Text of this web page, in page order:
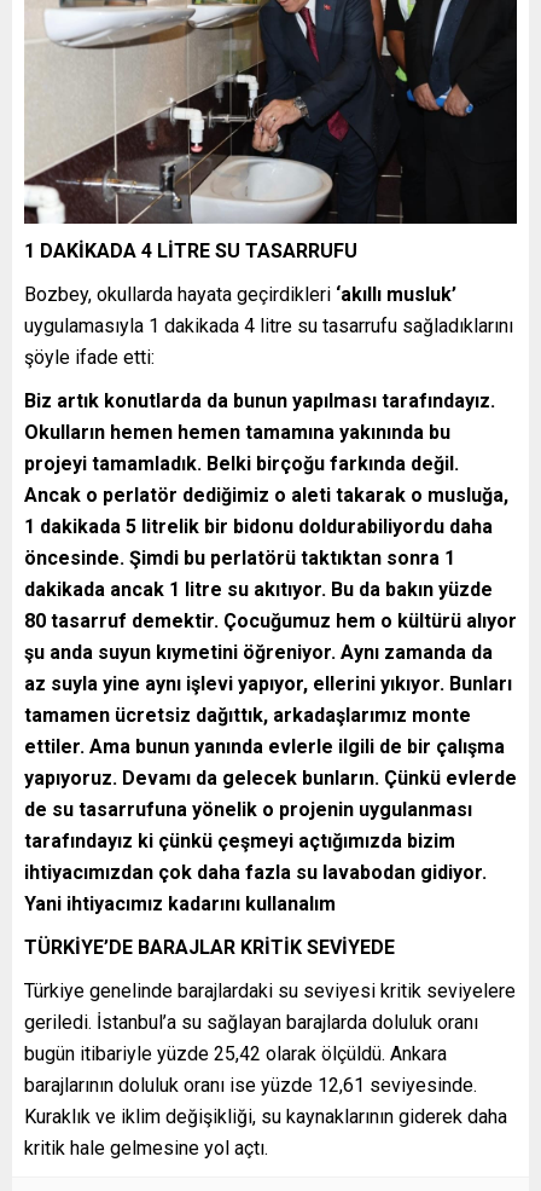
1 DAKİKADA 4 LİTRE SU TASARRUFU
Bozbey, okullarda hayata geçirdikleri ‘akıllı musluk’
uygulamasıyla 1 dakikada 4 litre su tasarrufu sağladıklarını
şöyle ifade etti:
Biz artık konutlarda da bunun yapılması tarafındayız.
Okulların hemen hemen tamamına yakınında bu
projeyi tamamladık. Belki birçoğu farkında değil.
Ancak o perlatör dediğimiz o aleti takarak o musluğa,
1 dakikada 5 litrelik bir bidonu doldurabiliyordu daha
öncesinde. Şimdi bu perlatörü taktıktan sonra 1
dakikada ancak 1 litre su akıtıyor. Bu da bakın yüzde
80 tasarruf demektir. Çocuğumuz hem o kültürü alıyor
şu anda suyun kıymetini öğreniyor. Aynı zamanda da
az suyla yine aynı işlevi yapıyor, ellerini yıkıyor. Bunları
tamamen ücretsiz dağıttık, arkadaşlarımız monte
ettiler. Ama bunun yanında evlerle ilgili de bir çalışma
yapıyoruz. Devamı da gelecek bunların. Çünkü evlerde
de su tasarrufuna yönelik o projenin uygulanması
tarafındayız ki çünkü çeşmeyi açtığımızda bizim
ihtiyacımızdan çok daha fazla su lavabodan gidiyor.
Yani ihtiyacımız kadarını kullanalım
TÜRKİYE’DE BARAJLAR KRİTİK SEVİYEDE
Türkiye genelinde barajlardaki su seviyesi kritik seviyelere
geriledi. İstanbul’a su sağlayan barajlarda doluluk oranı
bugün itibariyle yüzde 25,42 olarak ölçüldü. Ankara
barajlarının doluluk oranı ise yüzde 12,61 seviyesinde.
Kuraklık ve iklim değişikliği, su kaynaklarının giderek daha
kritik hale gelmesine yol açtı.